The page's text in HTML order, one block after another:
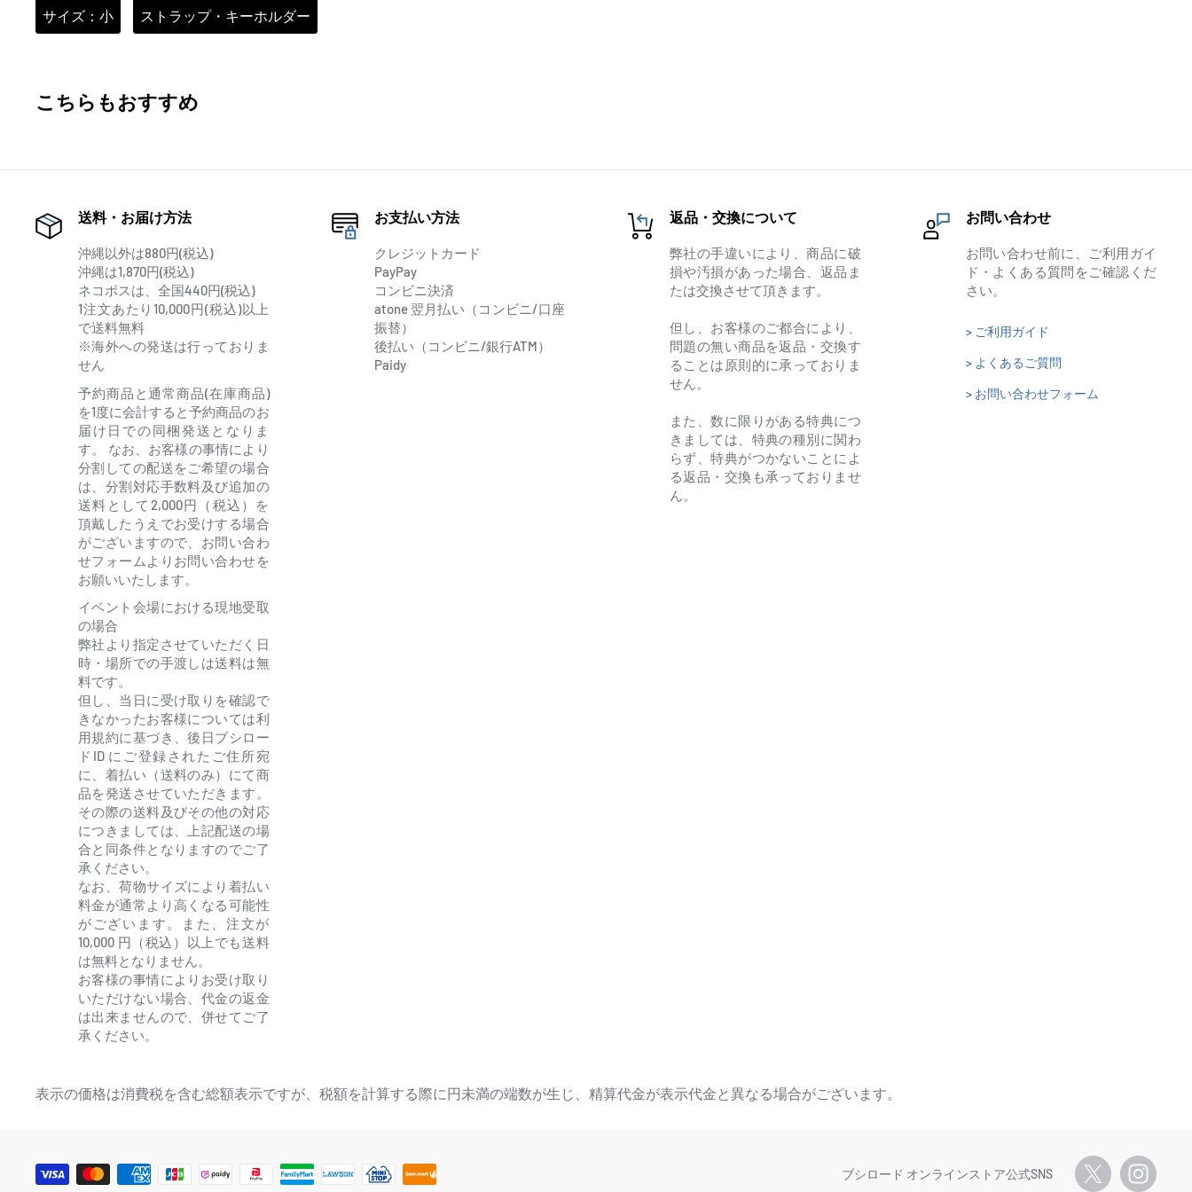
サイズ：小 ストラップ・キーホルダー
こちらもおすすめ
送料・お届け方法
沖縄以外は880円(税込)
沖縄は1,870円(税込)
ネコポスは、全国440円(税込)
1注文あたり10,000円(税込)以上
で送料無料
※海外への発送は行っておりま
せん
予約商品と通常商品(在庫商品)
を1度に会計すると予約商品のお
届け日での同梱発送となりま
す。 なお、お客様の事情により
分割しての配送をご希望の場合
は、分割対応手数料及び追加の
送料として2,000円（税込）を
頂戴したうえでお受けする場合
がございますので、お問い合わ
せフォームよりお問い合わせを
お願いいたします。
イベント会場における現地受取
の場合
弊社より指定させていただく日
時・場所での手渡しは送料は無
料です。
但し、当日に受け取りを確認で
きなかったお客様については利
用規約に基づき、後日ブシロー
ドID にご登録されたご住所宛
に、着払い（送料のみ）にて商
品を発送させていただきます。
その際の送料及びその他の対応
につきましては、上記配送の場
合と同条件となりますのでご了
承ください。
なお、荷物サイズにより着払い
料金が通常より高くなる可能性
がございます。また、注文が
10,000 円（税込）以上でも送料
は無料となりません。
お客様の事情によりお受け取り
いただけない場合、代金の返金
は出来ませんので、併せてご了
承ください。
お支払い方法
クレジットカード
PayPay
コンビニ決済
atone 翌月払い（コンビニ/口座
振替）
後払い（コンビニ/銀行ATM）
Paidy
返品・交換について
弊社の手違いにより、商品に破
損や汚損があった場合、返品ま
たは交換させて頂きます。
但し、お客様のご都合により、
問題の無い商品を返品・交換す
ることは原則的に承っておりま
せん。
また、数に限りがある特典につ
きましては、特典の種別に関わ
らず、特典がつかないことによ
る返品・交換も承っておりませ
ん。
お問い合わせ
お問い合わせ前に、ご利用ガイ
ド・よくある質問をご確認くだ
さい。
> ご利用ガイド
> よくあるご質問
> お問い合わせフォーム
表示の価格は消費税を含む総額表示ですが、税額を計算する際に円未満の端数が生じ、精算代金が表示代金と異なる場合がございます。
ブシロード オンラインストア公式SNS